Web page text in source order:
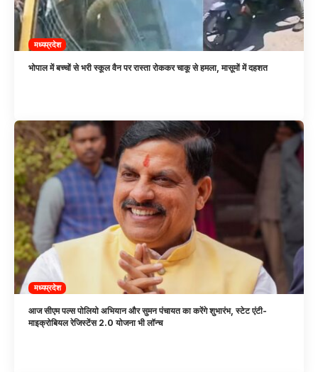
मध्यप्रदेश
भोपाल में बच्चों से भरी स्कूल वैन पर रास्ता रोककर चाकू से हमला, मासूमों में दहशत
मध्यप्रदेश
आज सीएम पल्स पोलियो अभियान और सुमन पंचायत का करेंगे शुभारंभ, स्टेट एंटी-
माइक्रोबियल रेजिस्टेंस 2.0 योजना भी लॉन्च